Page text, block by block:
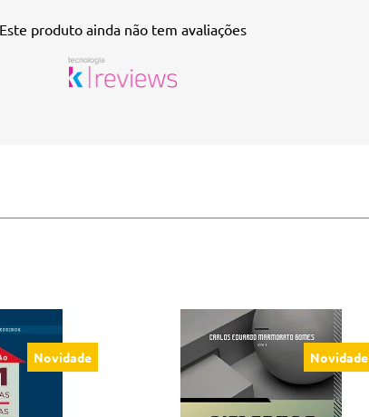
Este produto ainda não tem avaliações
Novidade Novidade